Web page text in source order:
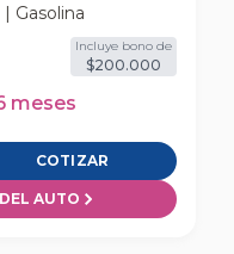
Gasolina
Incluye bono de
$200.000
meses
COTIZAR
AUTO